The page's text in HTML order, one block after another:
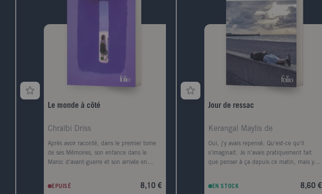
La brillante adaptation cinématographique
de Roberto Benigni vient opportunément
Le monde à côté
Chraïbi Driss
Après avoir raconté, dans le premier tome
de ses Mémoires, son enfance dans le
Maroc d'avant-guerre et son arrivée en
de son récit autobiographique. Au début
EPUISÉ 8,10 €
Jour de ressac
Kerangal Maylis de
Oui, j'y avais repensé. Qu'est-ce qu'il
s'imaginait. Je n'avais pratiquement fait
que penser à ça depuis ce matin, mais y
ville, d'un premier amour, la forme d'un
porte-conteneurs." Le corps d'un homme
EN STOCK 8,60 €